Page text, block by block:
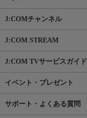
J:COMチャンネル
J:COM STREAM
J:COM TVサービスガイド
イベント・プレゼント
サポート・よくある質問